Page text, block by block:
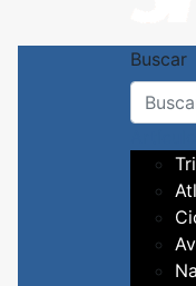
Sport
Buscar